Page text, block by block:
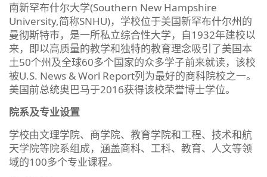
南新罕布什尔大学(Southern New Hampshire
University,简称SNHU)，学校位于美国新罕布什尔州的
曼彻斯特市，是一所私立综合性大学，自1932年建校以
来，即以高质量的教学和独特的教育理念吸引了美国本
土50个州及全球60多个国家的众多学子前来就读，该校
被U.S. News & Worl Report列为最好的商科院校之一。
美国前总统奥巴马于2016获得该校荣誉博士学位。
院系及专业设置
学校由文理学院、商学院、教育学院和工程、技术和航
天学院等院系组成，涵盖商科、工科、教育、人文等领
域的100多个专业课程。